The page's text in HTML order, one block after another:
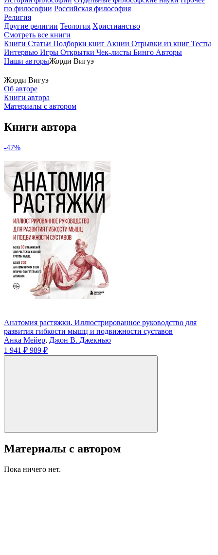
по философии Российская философия
Религия
Другие религии Теология Христианство
Смотреть все книги
Книги Статьи Подборки книг Акции Отрывки из книг Тесты
Интервью Игры Открытки Чек-листы Бинго Авторы
Наши авторыЖорди Вигуэ
Жорди Вигуэ
Об авторе
Книги автора
Материалы с автором
Книги автора
-47%
Анатомия растяжки. Иллюстрированное руководство для
развития гибкости мышц и подвижности суставов
Анка Мейер, Джон В. Джекнью
1 941 ₽ 989 ₽
Материалы с автором
Пока ничего нет.